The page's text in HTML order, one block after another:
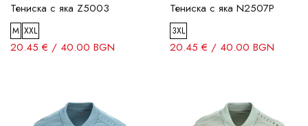
Тениска с яка Z5003
M XXL
20.45 € / 40.00 BGN
Тениска с яка N2507P
3XL
20.45 € / 40.00 BGN